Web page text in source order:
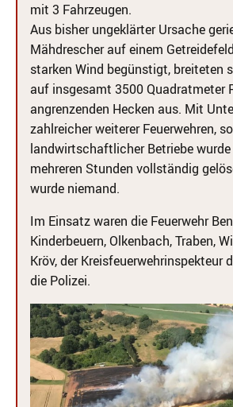
mit 3 Fahrzeugen.
Aus bisher ungeklärter Ursache
Mähdrescher auf einem
starken Wind begünstigt, breiteten
auf insgesamt 3500 Quadratmeter
angrenzenden Hecken aus. Mit
zahlreicher weiterer Feuerwehren,
landwirtschaftlicher Betriebe
mehreren Stunden vollständig
wurde niemand.
Im Einsatz waren die Feuerwehr
Kinderbeuern, Olkenbach, Traben,
Kröv, der Kreisfeuerwehrinspekteur
die Polizei.